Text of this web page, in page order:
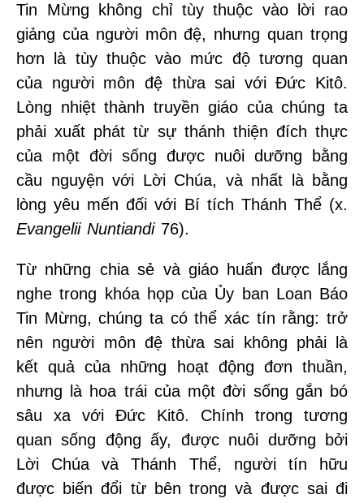
Tin Mừng không chỉ tùy thuộc vào lời rao
giảng của người môn đệ, nhưng quan trọng
hơn là tùy thuộc vào mức độ tương quan
của người môn đệ thừa sai với Đức Kitô.
Lòng nhiệt thành truyền giáo của chúng ta
phải xuất phát từ sự thánh thiện đích thực
của một đời sống được nuôi dưỡng bằng
cầu nguyện với Lời Chúa, và nhất là bằng
lòng yêu mến đối với Bí tích Thánh Thể (x.
Evangelii Nuntiandi76).
Từ những chia sẻ và giáo huấn được lắng
nghe trong khóa họp của Ủy ban Loan Báo
Tin Mừng, chúng ta có thể xác tín rằng: trở
nên người môn đệ thừa sai không phải là
kết quả của những hoạt động đơn thuần,
nhưng là hoa trái của một đời sống gắn bó
sâu xa với Đức Kitô. Chính trong tương
quan sống động ấy, được nuôi dưỡng bởi
Lời Chúa và Thánh Thể, người tín hữu
được biến đổi từ bên trong và được sai đi